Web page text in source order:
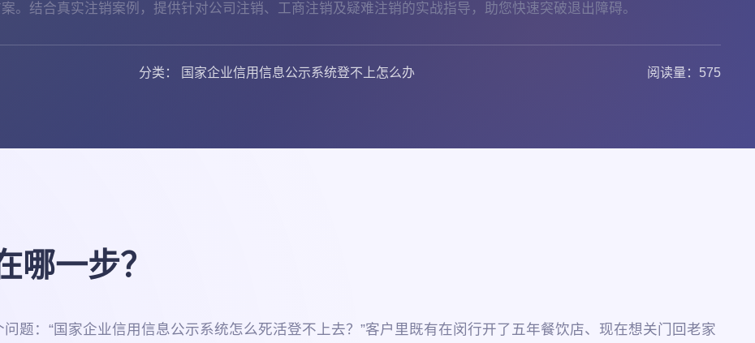
。结合真实注销案例，提供针对公司注销、工商注销及疑难注销的实战指导，助您快速突破退出障碍。
分类： 国家企业信用信息公示系统登不上怎么办 阅读量：575
哪一步？
题：“国家企业信用信息公示系统怎么死活登不上去？”客户里既有在闵行开了五年餐饮店、现在想关门回老家